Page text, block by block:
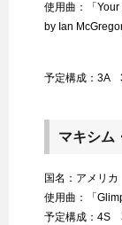
使用曲：「
by Ian
予定構成：
マキシム
国名：アメリカ
使用曲：「
予定構成：